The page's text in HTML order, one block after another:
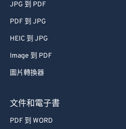
JPG 到 PDF
PDF 到 JPG
HEIC 到 JPG
Image 到 PDF
圖片轉換器
文件和電子書
PDF 到 WORD